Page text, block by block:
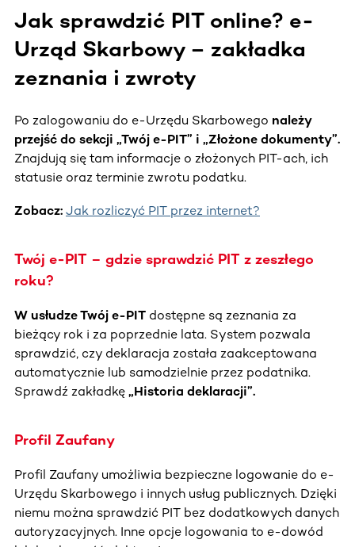
Jak sprawdzić PIT online? e-
Urząd Skarbowy – zakładka
zeznania i zwroty
Po zalogowaniu do e-Urzędu Skarbowego należy
przejść do sekcji „Twój e-PIT” i „Złożone dokumenty”.
Znajdują się tam informacje o złożonych PIT-ach, ich
statusie oraz terminie zwrotu podatku.
Zobacz: Jak rozliczyć PIT przez internet?
Twój e-PIT – gdzie sprawdzić PIT z zeszłego
roku?
W usłudze Twój e-PIT dostępne są zeznania za
bieżący rok i za poprzednie lata. System pozwala
sprawdzić, czy deklaracja została zaakceptowana
automatycznie lub samodzielnie przez podatnika.
Sprawdź zakładkę „Historia deklaracji”.
Profil Zaufany
Profil Zaufany umożliwia bezpieczne logowanie do e-
Urzędu Skarbowego i innych usług publicznych. Dzięki
niemu można sprawdzić PIT bez dodatkowych danych
autoryzacyjnych. Inne opcje logowania to e-dowód